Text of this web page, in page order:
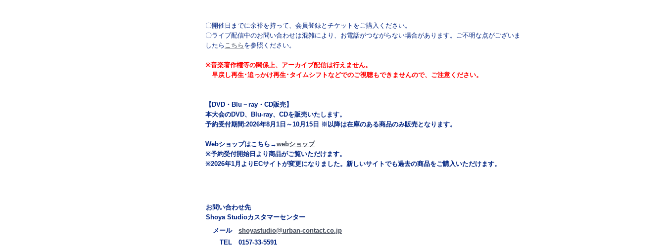
〇開催日までに余裕を持って、会員登録とチケットをご購入ください。
〇ライブ配信中のお問い合わせは混雑により、お電話がつながらない場合があります。ご不明な点がございま
したら こちら を参照ください。
※音楽著作権等の関係上、アーカイブ配信は行えません。
早戻し再生･追っかけ再生･タイムシフトなどでのご視聴もできませんので、ご注意ください。
【DVD・Blu－ray・CD販売】
本大会のDVD、Blu-ray、CDを販売いたします。
予約受付期間:2026年8月1日～10月15日 ※以降は在庫のある商品のみ販売となります。
Webショップはこちら→webショップ
※予約受付開始日より商品がご覧いただけます。
※2026年1月よりECサイトが変更になりました。新しいサイトでも過去の商品をご購入いただけます。
お問い合わせ先
Shoya Studioカスタマーセンター
メール
shoyastudio@urban-contact.co.jp
TEL
0157-33-5591